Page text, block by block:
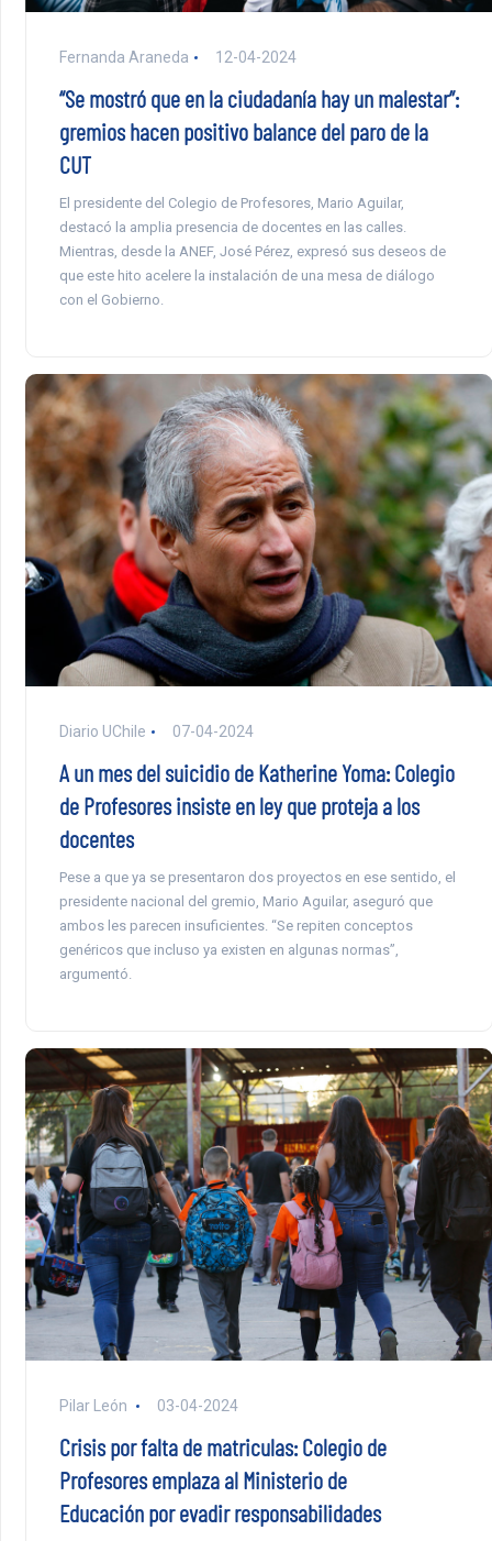
Fernanda Araneda 12-04-2024
“Se mostró que en la ciudadanía hay un malestar”:
gremios hacen positivo balance del paro de la
CUT
El presidente del Colegio de Profesores, Mario Aguilar,
destacó la amplia presencia de docentes en las calles.
Mientras, desde la ANEF, José Pérez, expresó sus deseos de
que este hito acelere la instalación de una mesa de diálogo
con el Gobierno.
Diario UChile 07-04-2024
A un mes del suicidio de Katherine Yoma: Colegio
de Profesores insiste en ley que proteja a los
docentes
Pese a que ya se presentaron dos proyectos en ese sentido, el
presidente nacional del gremio, Mario Aguilar, aseguró que
ambos les parecen insuficientes. “Se repiten conceptos
genéricos que incluso ya existen en algunas normas”,
argumentó.
Pilar León 03-04-2024
Crisis por falta de matriculas: Colegio de
Profesores emplaza al Ministerio de
Educación por evadir responsabilidades